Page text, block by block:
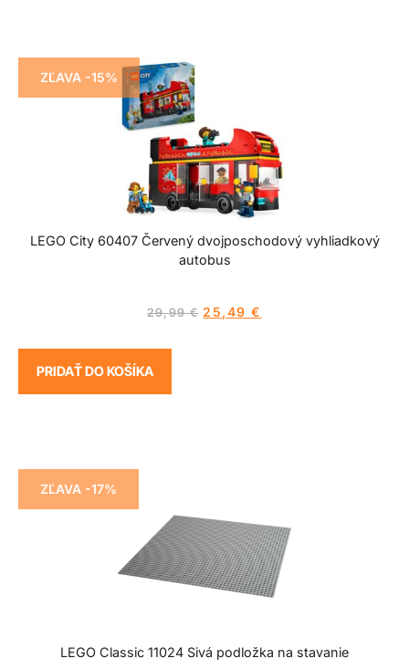
ZĽAVA -15%
LEGO City 60407 Červený dvojposchodový vyhliadkový
autobus
29,99€ 25,49€
PRIDAŤ DO KOŠÍKA
ZĽAVA -17%
LEGO Classic 11024 Sivá podložka na stavanie